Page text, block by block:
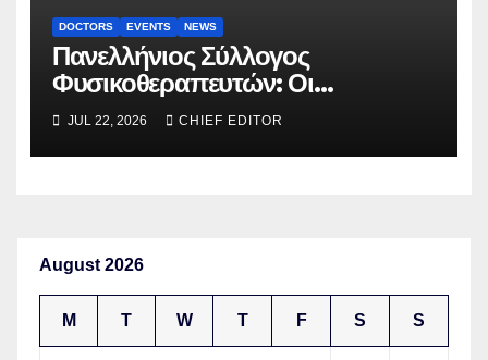
DOCTORS EVENTS NEWS
Πανελλήνιος Σύλλογος
Φυσικοθεραπευτών: Οι
προτάσεις προς τον ΕΟΠΥΥ για
τον περιορισμό του clawback
JUL 22, 2026 CHIEF EDITOR
August 2026
M T W T F S S